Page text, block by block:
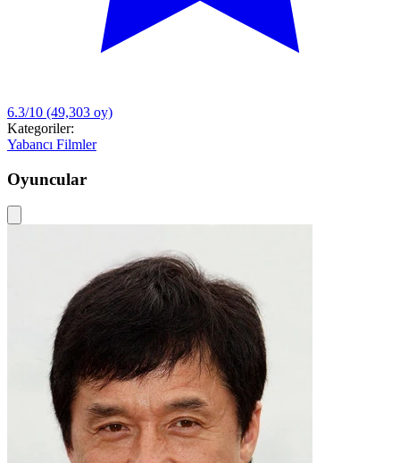
6.3/10 (49,303 oy)
Kategoriler:
Yabancı Filmler
Oyuncular